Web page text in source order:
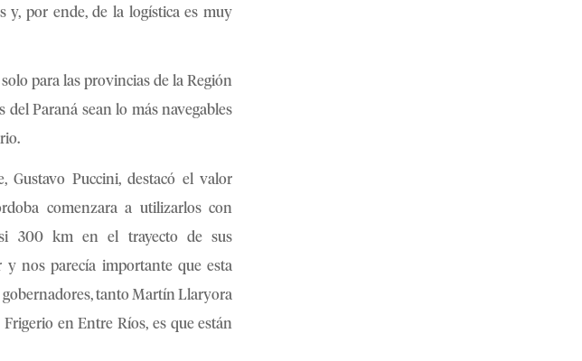
y, por ende, de la logística es muy
para las provincias de la Región
Paraná sean lo más navegables
Gustavo Puccini, destacó el valor
comenzara a utilizarlos con
300 km en el trayecto de sus
y nos parecía importante que esta
gobernadores, tanto Martín Llaryora
en Entre Ríos, es que están